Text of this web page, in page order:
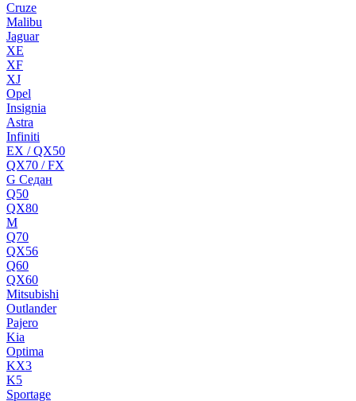
Cruze
Malibu
Jaguar
XE
XF
XJ
Opel
Insignia
Astra
Infiniti
EX / QX50
QX70 / FX
G Cедан
Q50
QX80
M
Q70
QX56
Q60
QX60
Mitsubishi
Outlander
Pajero
Kia
Optima
KX3
K5
Sportage